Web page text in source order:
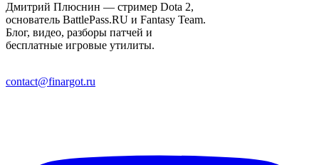
Дмитрий Плюснин — стример Dota 2,
основатель BattlePass.RU и Fantasy Team.
Блог, видео, разборы патчей и
бесплатные игровые утилиты.
contact@finargot.ru